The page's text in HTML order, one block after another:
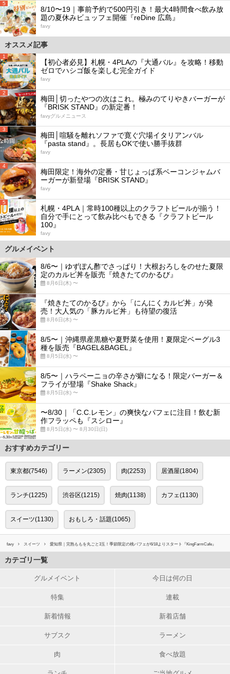
5
8/10〜19｜事前予約で500円引き！最大4時間食べ飲み放
題の夏休みビュッフェ開催『reDine 広島』
favy
オススメ記事
1
【初心者必見】札幌・4PLAの『大通バル』を攻略！移動
ゼロでハシゴ飯を楽しむ完全ガイド
favy
2
梅田│切ったやつの次はこれ。極みのてりやきバーガーが
『BRISK STAND』の新定番！
favyグルメニュース
3
梅田│喧騒を離れソファで寛ぐ穴場イタリアンバル
『pasta stand』。長居もOKで使い勝手抜群
favy
4
梅田限定！海外の定番・甘じょっぱ系ベーコンジャムバ
ーガーが新登場『BRISK STAND』
favy
5
札幌・4PLA｜常時100種以上のクラフトビールが揃う！
自分で手にとって飲み比べもできる『クラフトビール
100』
favy
グルメイベント
8/6〜｜ゆずぽん酢でさっぱり！大根おろしをのせた夏限
定のカルビ丼を販売『焼きたてのかるび』
8月6日(木) 〜
『焼きたてのかるび』から「にんにくカルビ丼」が発
売！大人気の「豚カルビ丼」も待望の復活
8月6日(木) 〜
8/5〜｜沖縄県産黒糖や夏野菜を使用！夏限定ベーグル3
種を販売『BAGEL&BAGEL』
8月5日(水) 〜
8/5〜｜ハラペーニョの辛さが癖になる！限定バーガー＆
フライが登場『Shake Shack』
8月5日(水) 〜
〜8/30｜「C.C.レモン」の爽快なパフェに注目！飲む新
作フラッペも『スシロー』
8月5日(水) 〜 8月30日(日)
おすすめカテゴリー
東京都(7546) ラーメン(2305) 肉(2253) 居酒屋(1804)
ランチ(1225) 渋谷区(1215) 焼肉(1138) カフェ(1130)
スイーツ(1130) おもしろ・話題(1065)
favy スイーツ 愛知県｜完熟ももを丸ごと3玉！季節限定の桃パフェが6/18よりスタート『KingFarmCafe』
カテゴリ一覧
グルメイベント 今日は何の日
特集 連載
新着情報 新着店舗
サブスク ラーメン
肉 食べ放題